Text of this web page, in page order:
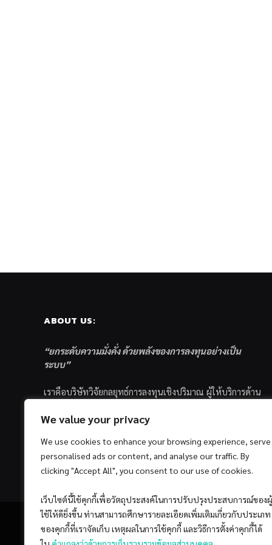
We value your privacy
We use cookies to enhance your browsing experience, serve
personalised ads or content, and analyse our traffic. By
clicking "Accept All", you consent to our use of cookies.
เว็บไซต์นี้ใช้คุกกี้เพื่อวัตถุประสงค์ในการปรับปรุงประสบการณ์ของผู้
ใช้ให้ดียิ่งขึ้น ท่านสามารถศึกษารายละเอียดเพิ่มเติมเกี่ยวกับประเภท
ของคุกกี้ที่เราจัดเก็บ เหตุผลในการใช้คุกกี้ และวิธีการตั้งค่าคุกกี้ได้
ABOUT US:
“ยกระดับความมั่งคั่ง ด้วยพลังของการลงทุนอย่างเป็น
ระบบ”
เราคือบริษัทวิจัยกลยุทธ์การลงทุนเชิงปริมาณ ผู้ให้บริการด้าน
ส่วนบุคคล ซึ่งมีเป้าหมายที่จะช่วยเหลือให้นักลงทุนไทย
ด้วยแนวคิดและกระบวนการลงทุนอย่างเป็นระบบแบบ
Quantitative & Systematic Investing